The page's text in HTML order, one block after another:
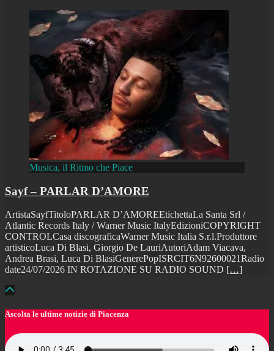
Musica, il Ritmo che Piace
Sayf – PARLAR D’AMORE
ArtistaSayfTitoloPARLAR D’AMOREEtichettaLa Santa Srl /
Atlantic Records Italy / Warner Music ItalyEdizioniCOPYRIGHT
CONTROLCasa discograficaWarner Music Italia S.r.l.Produttore
artisticoLuca Di Blasi, Giorgio De LauriAutoriAdam Viacava,
Andrea Brasi, Luca Di BlasiGenerePopISRCIT6N92600021Radio
date24/07/2026 IN ROTAZIONE SU RADIO SOUND […]
Ascolta le ultime notizie di Piacenza